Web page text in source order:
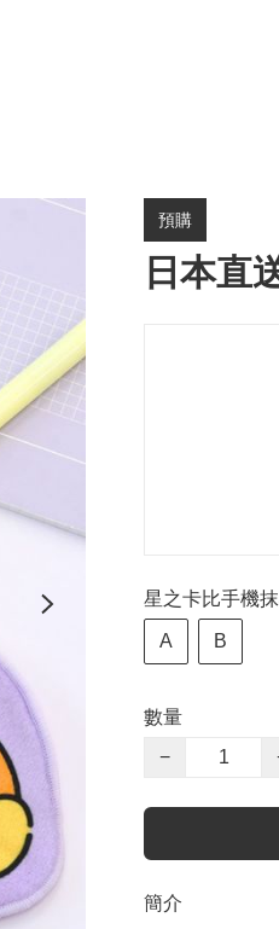
預購
日本直
星之卡比手機
A B
數量
−
簡介